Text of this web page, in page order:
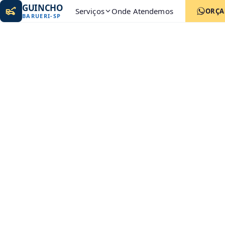
GUINCHO
BARUERI-SP Serviços Onde Atendemos